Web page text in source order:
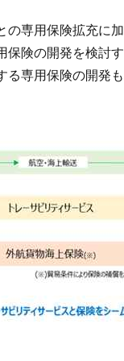
専用保険拡充に
険の開発を検討
専用保険の開発も